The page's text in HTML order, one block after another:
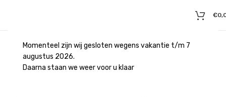
Momenteel zijn wij gesloten wegens vakantie t/m 7
augustus 2026.
Daarna staan we weer voor u klaar
€